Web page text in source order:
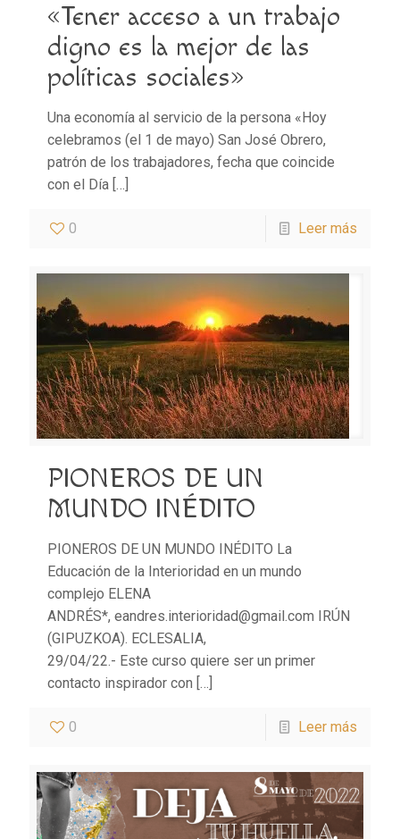
«Tener acceso a un trabajo
digno es la mejor de las
políticas sociales»
Una economía al servicio de la persona «Hoy
celebramos (el 1 de mayo) San José Obrero,
patrón de los trabajadores, fecha que coincide
con el Día […]
0 Leer más
PIONEROS DE UN
MUNDO INÉDITO
PIONEROS DE UN MUNDO INÉDITO La
Educación de la Interioridad en un mundo
complejo ELENA
ANDRÉS*, eandres.interioridad@gmail.com IRÚN
(GIPUZKOA). ECLESALIA,
29/04/22.- Este curso quiere ser un primer
contacto inspirador con […]
0 Leer más